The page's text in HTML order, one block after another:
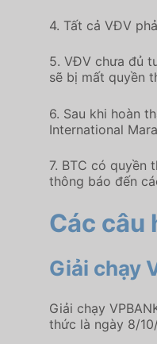
4. Tất cả VĐV
5. VĐV chưa đủ
sẽ bị mất quyền
6. Sau khi hoàn
International
7. BTC có
thông báo đến
Các câu
Giải chạy
Giải chạy
thức là ngày 8/